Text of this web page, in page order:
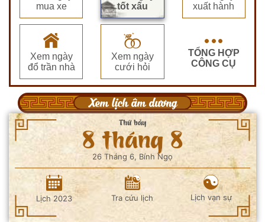
mua xe
tốt xấu
xuất hành
Xem ngày
đổ trần nhà
Xem ngày
cưới hỏi
TỔNG HỢP
CÔNG CỤ
Xem lịch âm dương
Thứ bảy
8 tháng 8
26 Tháng 6, Bính Ngọ
Lịch 2023 Tra cứu lịch Lịch vạn sự